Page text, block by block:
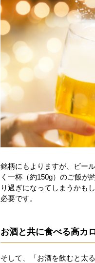
銘柄にもよりますが、ビー
く一杯（約150g）のご飯が
り過ぎになってしまうかも
必要です。
お酒と共に食べる高カ
そして、「お酒を飲むと太